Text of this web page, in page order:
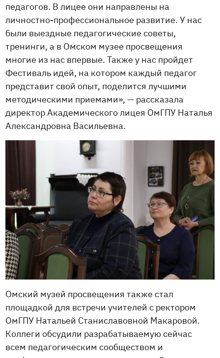
педагогов. В лицее они направлены на
личностно-профессиональное развитие. У нас
были выездные педагогические советы,
тренинги, а в Омском музее просвещения
многие из нас впервые. Также у нас пройдет
Фестиваль идей, на котором каждый педагог
представит свой опыт, поделится лучшими
методическими приемами», — рассказала
директор Академического лицея ОмГПУ Наталья
Александровна Васильевна.
Омский музей просвещения также стал
площадкой для встречи учителей с ректором
ОмГПУ Натальей Станиславовной Макаровой.
Коллеги обсудили разрабатываемую сейчас
всем педагогическим сообществом и